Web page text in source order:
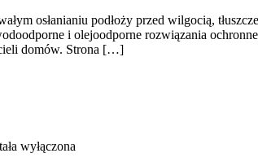
osłanianiu podłoży przed wilgocią,
i olejoodporne rozwiązania
domów. Strona […]
wyłączona